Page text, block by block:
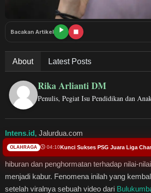
Hukum dan Kriminal
Olahraga
Ekonomi Bisnis
Pariwisata
Healthstyle
Bacakan Artikel
About Latest Posts
Rika Arlianti DM
Penulis, Pegiat Isu Pendidikan dan
Intens.id, Jalurdua.com
INTENS.ID—Di tengah derasnya arus
hiburan dan penghormatan terhadap nilai-
menjadi kabur. Fenomena inilah yang
setelah viralnya sebuah video dari
OLAHRAGA 04:10